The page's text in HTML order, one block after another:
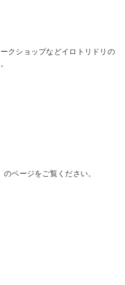
クショップなどイロトリドリの
のページをご覧ください。